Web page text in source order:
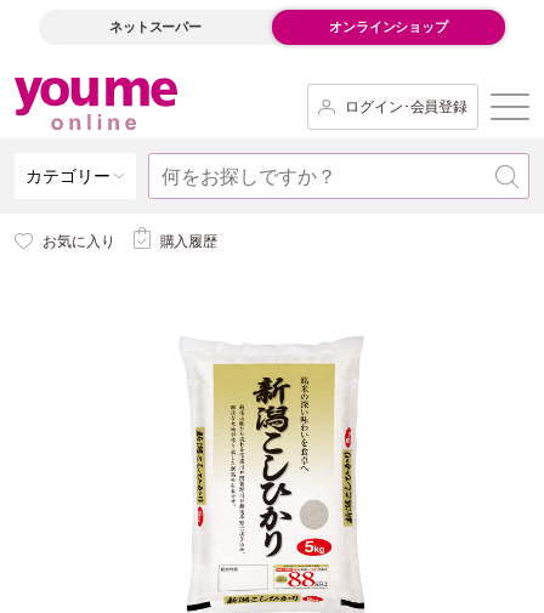
ネットスーパー オンラインショップ
ログイン･会員登録
カテゴリー
お気に入り 購入履歴